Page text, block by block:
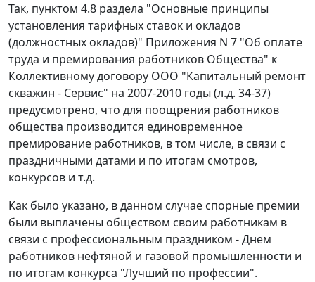
Так, пунктом 4.8 раздела "Основные принципы
установления тарифных ставок и окладов
(должностных окладов)" Приложения N 7 "Об оплате
труда и премирования работников Общества" к
Коллективному договору ООО "Капитальный ремонт
скважин - Сервис" на 2007-2010 годы (л.д. 34-37)
предусмотрено, что для поощрения работников
общества производится единовременное
премирование работников, в том числе, в связи с
праздничными датами и по итогам смотров,
конкурсов и т.д.
Как было указано, в данном случае спорные премии
были выплачены обществом своим работникам в
связи с профессиональным праздником - Днем
работников нефтяной и газовой промышленности и
по итогам конкурса "Лучший по профессии".